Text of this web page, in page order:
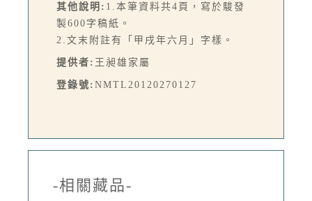
其他說明: 1.本筆資料共4頁，寫於駿發
製600字稿紙。
2.文末附註有「甲戌年六月」字樣。
提供者: 王昶雄家屬
登錄號: NMTL20120270127
-相關藏品-